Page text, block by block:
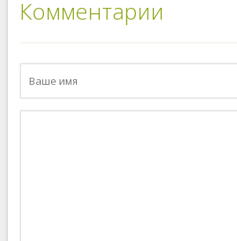
Комментарии